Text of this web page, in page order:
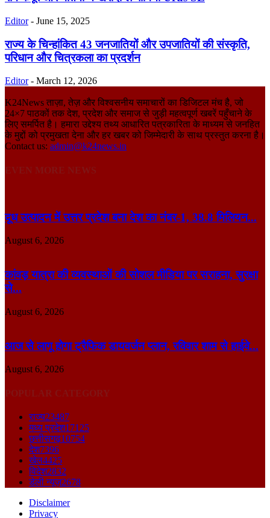
Editor - June 15, 2025
राज्य के चिन्हांकित 43 जनजातियों और उपजातियों की संस्कृति,
परिधान और चित्रकला का प्रदर्शन
Editor - March 12, 2026
K24News ताज़ा, तेज़ और विश्वसनीय समाचारों का डिजिटल मंच है, जो
24×7 पाठकों तक देश, प्रदेश और समाज से जुड़ी महत्वपूर्ण खबरें पहुँचाने के
लिए समर्पित है। हमारा उद्देश्य तथ्य आधारित पत्रकारिता के माध्यम से जनहित
के मुद्दों को प्रमुखता देना और हर खबर को जिम्मेदारी के साथ प्रस्तुत करना है।
Contact us: admin@k24news.in
दूध उत्पादन में उत्तर प्रदेश बना देश का नंबर-1, 38.8 मिलियन...
August 6, 2026
कांवड़ यात्रा की व्यवस्थाओं की सोशल मीडिया पर सराहना, सुरक्षा
से...
August 6, 2026
आज से लागू होगा ट्रैफिक डायवर्जन प्लान, रविवार शाम से हाईवे...
August 6, 2026
राज्य23487
मध्य प्रदेश17125
छत्तीसगढ़10754
देश7396
खेल4425
विदेश2832
डेली न्यूज़2678
Disclaimer
Privacy